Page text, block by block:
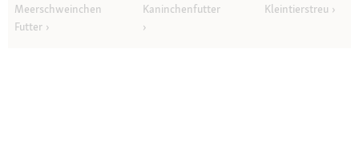
Meerschweinchen
Futter
Kaninchenfutter
Kleintierstreu